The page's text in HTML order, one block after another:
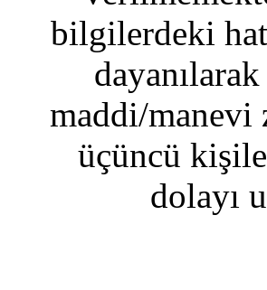
bilgilerdeki
maddi/manevi
üçüncü
dolayı